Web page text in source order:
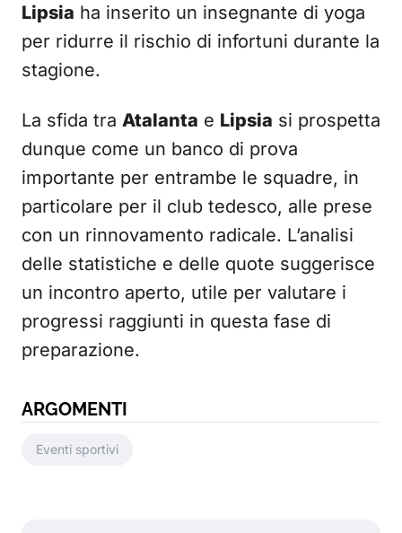
Lipsia ha inserito un insegnante di yoga
per ridurre il rischio di infortuni durante la
stagione.
La sfida tra Atalanta e Lipsia si prospetta
dunque come un banco di prova
importante per entrambe le squadre, in
particolare per il club tedesco, alle prese
con un rinnovamento radicale. L’analisi
delle statistiche e delle quote suggerisce
un incontro aperto, utile per valutare i
progressi raggiunti in questa fase di
preparazione.
ARGOMENTI
Eventi sportivi